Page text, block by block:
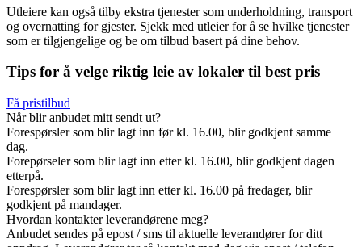
Utleiere kan også tilby ekstra tjenester som underholdning, transport
og overnatting for gjester. Sjekk med utleier for å se hvilke tjenester
som er tilgjengelige og be om tilbud basert på dine behov.
Tips for å velge riktig leie av lokaler til best pris
Få pristilbud
Når blir anbudet mitt sendt ut?
Forespørsler som blir lagt inn før kl. 16.00, blir godkjent samme
dag.
Forepørseler som blir lagt inn etter kl. 16.00, blir godkjent dagen
etterpå.
Forespørsler som blir lagt inn etter kl. 16.00 på fredager, blir
godkjent på mandager.
Hvordan kontakter leverandørene meg?
Anbudet sendes på epost / sms til aktuelle leverandører for ditt